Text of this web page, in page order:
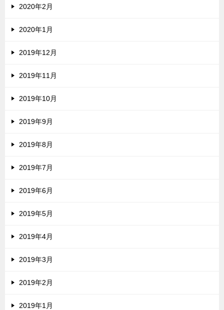
2020年2月
2020年1月
2019年12月
2019年11月
2019年10月
2019年9月
2019年8月
2019年7月
2019年6月
2019年5月
2019年4月
2019年3月
2019年2月
2019年1月